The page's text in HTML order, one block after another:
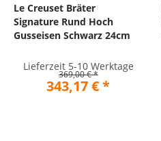
Le Creuset Bräter
Signature Rund Hoch
Gusseisen Schwarz 24cm
Lieferzeit 5-10 Werktage
369,00 € *
343,17 € *